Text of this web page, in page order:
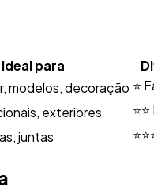
Ideal para
modelos, decoração ⭐
exteriores
juntas